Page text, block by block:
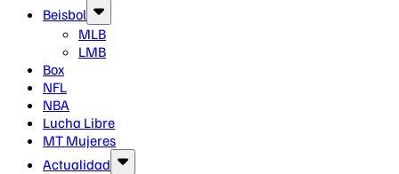
Beisbol
MLB
LMB
Box
NFL
NBA
Lucha Libre
MT Mujeres
Actualidad